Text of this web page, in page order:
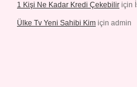
1 Kişi Ne Kadar Kredi Çekebilir için
Ülke Tv Yeni Sahibi Kim için admin